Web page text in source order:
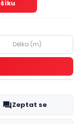
Zeptat se